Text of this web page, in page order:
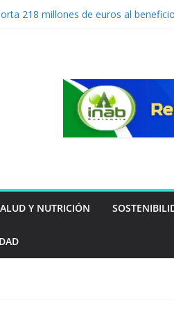
218 millones de euros al
por primera vez a Guatemala
resultados 2025 y amplía su impacto
y social en Guatemala
Y NUTRICIÓN